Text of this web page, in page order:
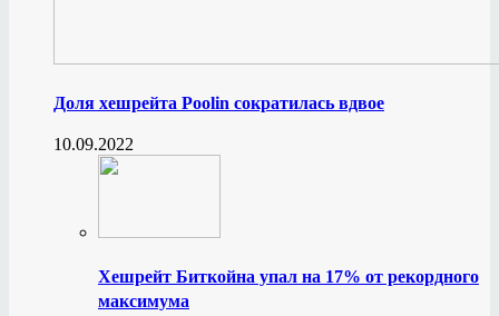
Доля хешрейта Poolin сократилась вдвое
10.09.2022
Хешрейт Биткойна упал на 17% от рекордного
максимума